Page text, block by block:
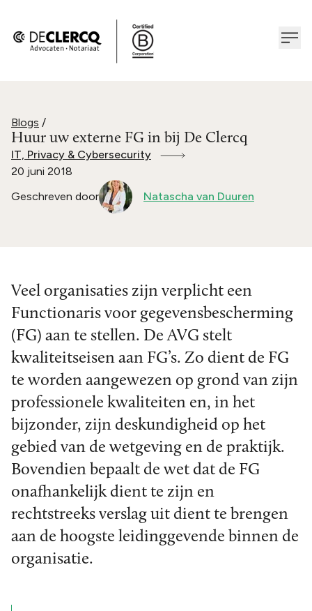
Blogs /
Huur uw externe FG in bij De Clercq
IT, Privacy & Cybersecurity
20 juni 2018
Geschreven door
Natascha van Duuren
Veel organisaties zijn verplicht een
Functionaris voor gegevensbescherming
(FG) aan te stellen. De AVG stelt
kwaliteitseisen aan FG’s. Zo dient de FG
te worden aangewezen op grond van zijn
professionele kwaliteiten en, in het
bijzonder, zijn deskundigheid op het
gebied van de wetgeving en de praktijk.
Bovendien bepaalt de wet dat de FG
onafhankelijk dient te zijn en
rechtstreeks verslag uit dient te brengen
aan de hoogste leidinggevende binnen de
organisatie.